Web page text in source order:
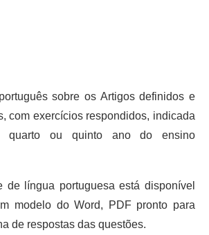
sobre os Artigos definidos e
com exercícios respondidos, indicada
quarto ou quinto ano do ensino
língua portuguesa está disponível
modelo do Word, PDF pronto para
de respostas das questões.